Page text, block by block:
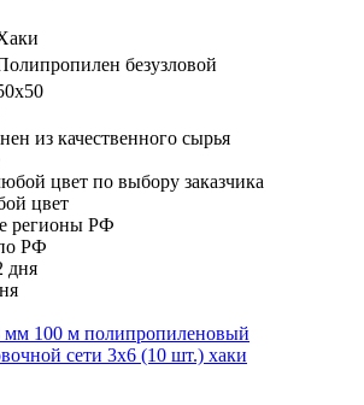
безузловой
цвет
РФ
100 м полипропиленовый
сети 3х6 (10 шт.) хаки